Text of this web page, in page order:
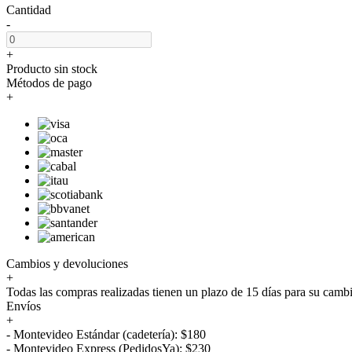
Cantidad
-
+
Producto sin stock
Métodos de pago
+
Cambios y devoluciones
+
Todas las compras realizadas tienen un plazo de 15 días para su
Envíos
+
- Montevideo Estándar (cadetería): $180
- Montevideo Express (PedidosYa): $230